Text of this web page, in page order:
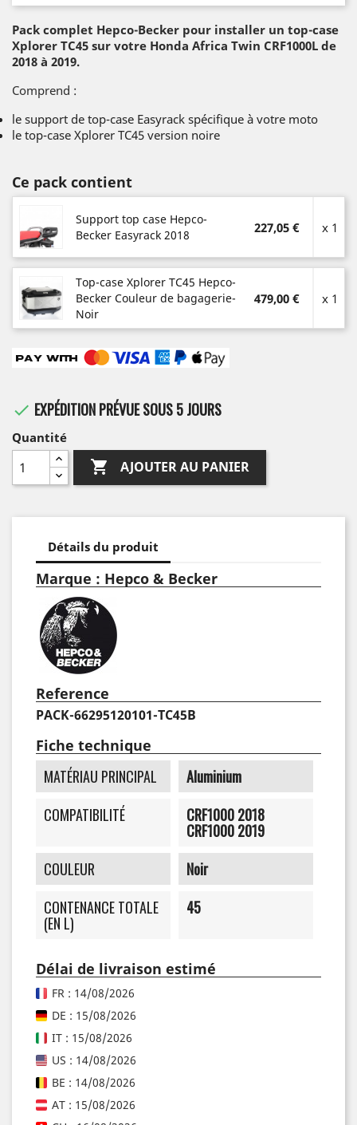
Pack complet Hepco-Becker pour installer un top-case
Xplorer TC45 sur votre Honda Africa Twin CRF1000L de
2018 à 2019.
Comprend :
le support de top-case Easyrack spécifique à votre moto
le top-case Xplorer TC45 version noire
Ce pack contient
Support top case Hepco-
Becker Easyrack 2018
227,05 € x 1
Top-case Xplorer TC45 Hepco-
Becker Couleur de bagagerie-
Noir
479,00 € x 1
 EXPÉDITION PRÉVUE SOUS 5 JOURS
Quantité
 AJOUTER AU PANIER
Détails du produit
Marque : Hepco & Becker
Reference
PACK-66295120101-TC45B
Fiche technique
MATÉRIAU PRINCIPAL
Aluminium
COMPATIBILITÉ
CRF1000 2018
CRF1000 2019
COULEUR
Noir
CONTENANCE TOTALE
(EN L)
45
Délai de livraison estimé
FR : 14/08/2026
DE : 15/08/2026
IT : 15/08/2026
US : 14/08/2026
BE : 14/08/2026
AT : 15/08/2026